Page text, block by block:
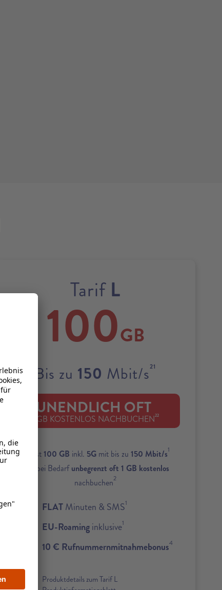
Tarif L
100GB
Bis zu 150 Mbit/s21
UNENDLICH OFT
1 GB KOSTENLOS NACHBUCHEN22
Zuerst100 GB inkl. 5G mit bis zu 150 Mbit/s1
und bei Bedarfunbegrenzt oft 1 GB kostenlos
nachbuchen2
FLATMinuten & SMS1
EU-Roaminginklusive1
10 € Rufnummernmitnahmebonus4
Produktdetails zum Tarif L